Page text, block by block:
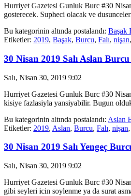
Hurriyet Gazetesi Gunluk Burc #30
gosterecek. Supheci olacak ve
Bu kategorinin altında postalandı: Başak
Etiketler: 2019, Başak, Burcu, Falı, nişan,
30 Nisan 2019 Salı Aslan Burcu
Salı, Nisan 30, 2019 9:02
Hurriyet Gazetesi Gunluk Burc #30
kisiye fazlasiyla yansiyabilir. Bugun
Bu kategorinin altında postalandı: Aslan
Etiketler: 2019, Aslan, Burcu, Falı, nişan,
30 Nisan 2019 Salı Yengeç
Salı, Nisan 30, 2019 9:02
Hurriyet Gazetesi Gunluk Burc #30
gibi seyleri icin soylenme ya da surat